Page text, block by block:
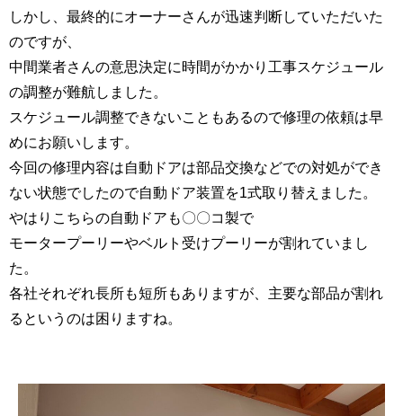
しかし、最終的にオーナーさんが迅速判断していただいた
のですが、
中間業者さんの意思決定に時間がかかり工事スケジュール
の調整が難航しました。
スケジュール調整できないこともあるので修理の依頼は早
めにお願いします。
今回の修理内容は自動ドアは部品交換などでの対処ができ
ない状態でしたので自動ドア装置を1式取り替えました。
やはりこちらの自動ドアも〇〇コ製で
モータープーリーやベルト受けプーリーが割れていまし
た。
各社それぞれ長所も短所もありますが、主要な部品が割れ
るというのは困りますね。